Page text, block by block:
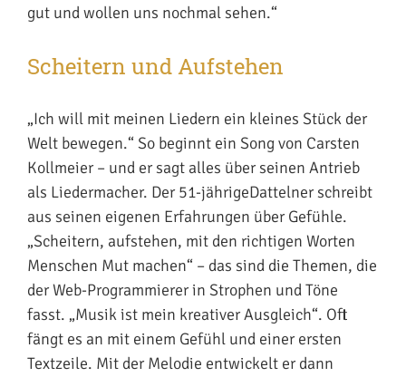
gut und wollen uns nochmal sehen.“
Scheitern und Aufstehen
„Ich will mit meinen Liedern ein kleines Stück der
Welt bewegen.“ So beginnt ein Song von Carsten
Kollmeier – und er sagt alles über seinen Antrieb
als Liedermacher. Der 51-jährigeDattelner schreibt
aus seinen eigenen Erfahrungen über Gefühle.
„Scheitern, aufstehen, mit den richtigen Worten
Menschen Mut machen“ – das sind die Themen, die
der Web-Programmierer in Strophen und Töne
fasst. „Musik ist mein kreativer Ausgleich“. Oft
fängt es an mit einem Gefühl und einer ersten
Textzeile. Mit der Melodie entwickelt er dann